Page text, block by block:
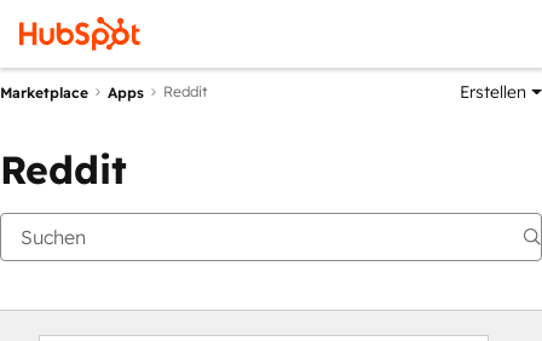
Marketplace Apps Reddit Erstellen
Reddit